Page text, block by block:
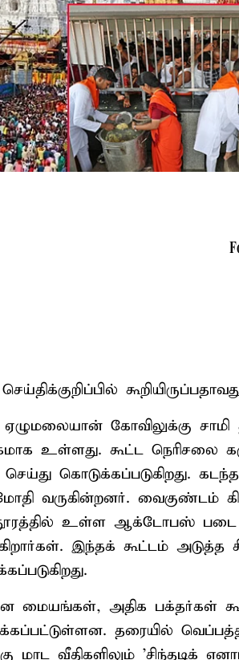
கோவிலுக்கு சாமி
உள்ளது. கூட்ட நெரிசலை
கொடுக்கப்படுகிறது.
வருகின்றனர். வைகுண்டம்
தூரத்தில் உள்ள ஆக்டோபஸ்
இந்தக் கூட்டம் அடுத்த
மையங்கள், அதிக பக்தர்கள்
தரையில்
மாட வீதிகளிலும் 'சிந்தடிக்